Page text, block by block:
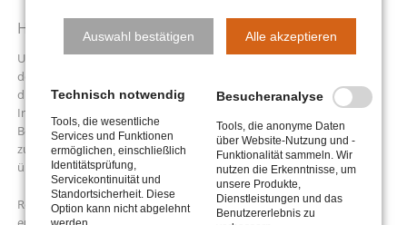
Haftung für Links
Unser Angebot enthält Links zu externen Webseiten Dritter, auf
deren Inhalte wir keinen Einfluss haben. Deshalb können wir für
diese fremden Inhalte auch keine Gewähr übernehmen. Für die
Inhalte der verlinkten Seiten ist stets der jeweilige Anbieter oder
Betreiber der Seiten verantwortlich. Die verlinkten Seiten wurden
zum Zeitpunkt der Verlinkung auf mögliche Rechtsverstöße
überprüft.
Rechtswidrige Inhalte waren zum Zeitpunkt der Verlinkung nicht
Auswahl bestätigen Alle akzeptieren
Technisch notwendig
Tools, die wesentliche
Services und Funktionen
ermöglichen, einschließlich
Identitätsprüfung,
Servicekontinuität und
Standortsicherheit. Diese
Option kann nicht abgelehnt
Besucheranalyse
Tools, die anonyme Daten
über Website-Nutzung und -
Funktionalität sammeln. Wir
nutzen die Erkenntnisse, um
unsere Produkte,
Dienstleistungen und das
Benutzererlebnis zu